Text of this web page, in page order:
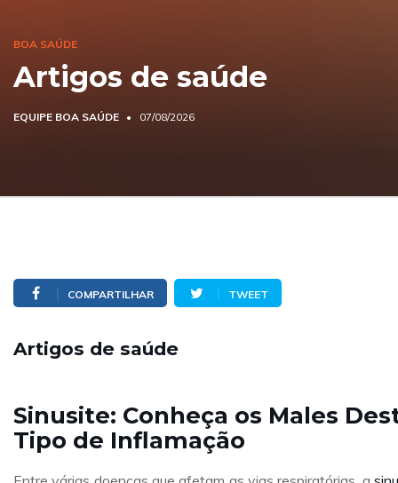
BOA SAÚDE
Artigos de saúde
EQUIPE BOA SAÚDE 07/08/2026
COMPARTILHAR TWEET
Artigos de saúde
Sinusite: Conheça os Males
Tipo de Inflamação